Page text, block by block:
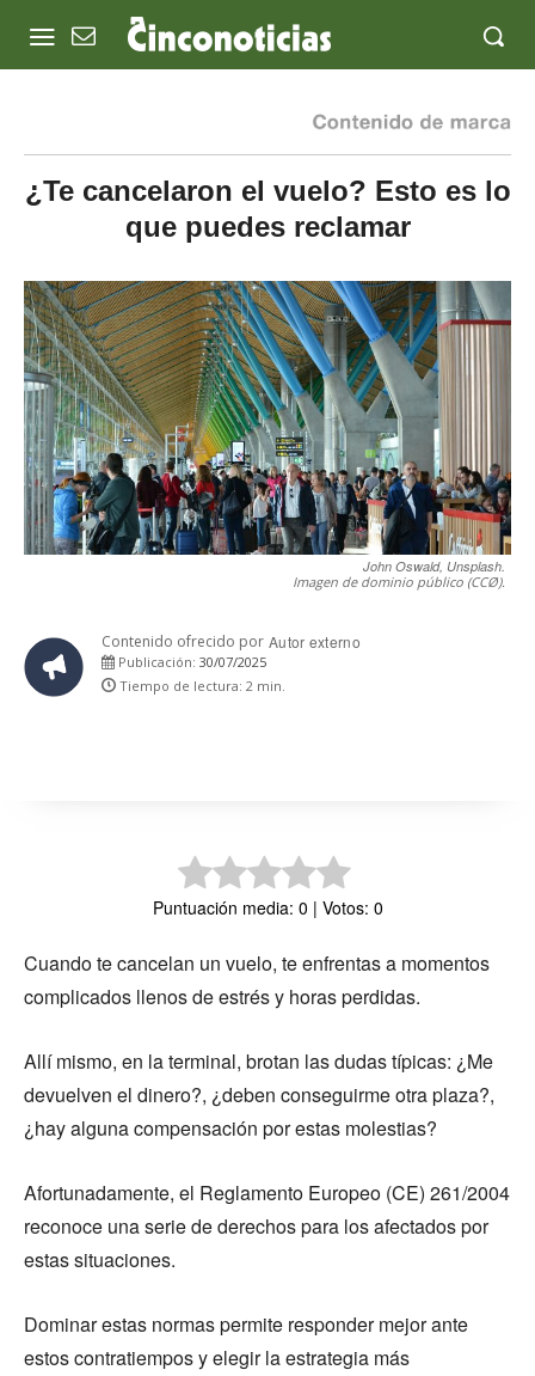
¿Te cancelaron el vuelo? Esto es lo
que puedes reclamar
John Oswald, Unsplash.
Imagen de dominio público (CCØ).
Contenido ofrecido por Autor externo
Publicación: 30/07/2025
Tiempo de lectura: 2 min.
Puntuación media: 0 | Votos: 0
Cuando te cancelan un vuelo, te enfrentas a momentos
complicados llenos de estrés y horas perdidas.
Allí mismo, en la terminal, brotan las dudas típicas: ¿Me
devuelven el dinero?, ¿deben conseguirme otra plaza?,
¿hay alguna compensación por estas molestias?
Afortunadamente, el Reglamento Europeo (CE) 261/2004
reconoce una serie de derechos para los afectados por
estas situaciones.
Dominar estas normas permite responder mejor ante
estos contratiempos y elegir la estrategia más